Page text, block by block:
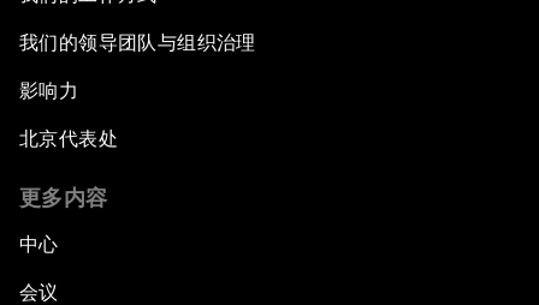
我们的领导团队与组织治理
影响力
北京代表处
更多内容
中心
会议